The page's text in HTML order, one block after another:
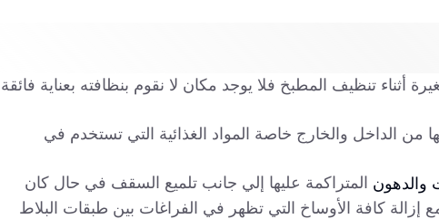
أثناء تنظيف المطبخ فلا يوجد مكان لا نقوم بنظافته بعناية فائقة
الداخل والخارج خاصة المواد الغذائية التي تستخدم في
والدهون المتراكمة عليها إلي جانب تلميع السقف في حال كان
كافة الأوساخ التي تظهر في الفراغات بين طبقات البلاط